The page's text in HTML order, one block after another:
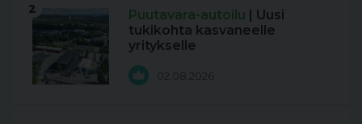
2 Puutavara-autoilu | Uusi
tukikohta kasvaneelle
yritykselle
02.08.2026